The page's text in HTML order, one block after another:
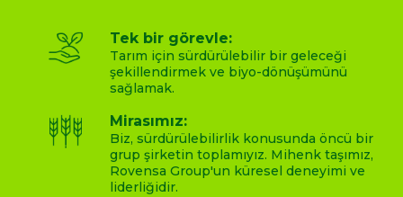
Tek bir görevle:
Tarım için sürdürülebilir bir geleceği
şekillendirmek ve biyo-dönüşümünü
sağlamak.
Mirasımız:
Biz, sürdürülebilirlik konusunda öncü bir
grup şirketin toplamıyız. Mihenk taşımız,
Rovensa Group'un küresel deneyimi ve
liderliğidir.